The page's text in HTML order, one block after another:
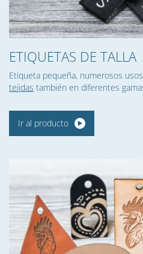
ETIQUETAS DE TALLA
Etiqueta pequeña, numerosos
tejidas también en diferentes
Ir al producto